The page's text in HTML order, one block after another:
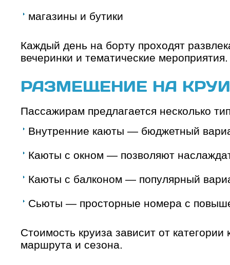
магазины и бутики
Каждый день на борту проходят
вечеринки и тематические мероприятия.
РАЗМЕЩЕНИЕ НА
Пассажирам предлагается несколько
Внутренние каюты — бюджетный
Каюты с окном — позволяют
Каюты с балконом — популярный
Сьюты — просторные номера с
Стоимость круиза зависит от
маршрута и сезона.